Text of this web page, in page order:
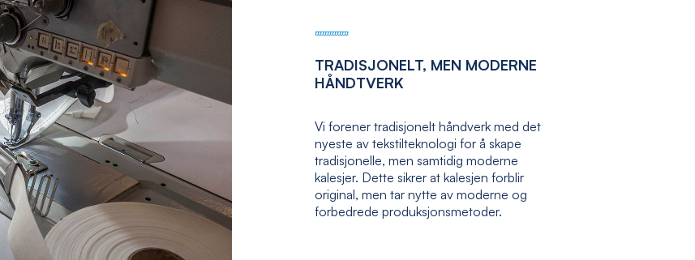
TRADISJONELT, MEN MODERNE
HÅNDTVERK
Vi forener tradisjonelt håndverk med det
nyeste av tekstilteknologi for å skape
tradisjonelle, men samtidig moderne
kalesjer. Dette sikrer at kalesjen forblir
original, men tar nytte av moderne og
forbedrede produksjonsmetoder.